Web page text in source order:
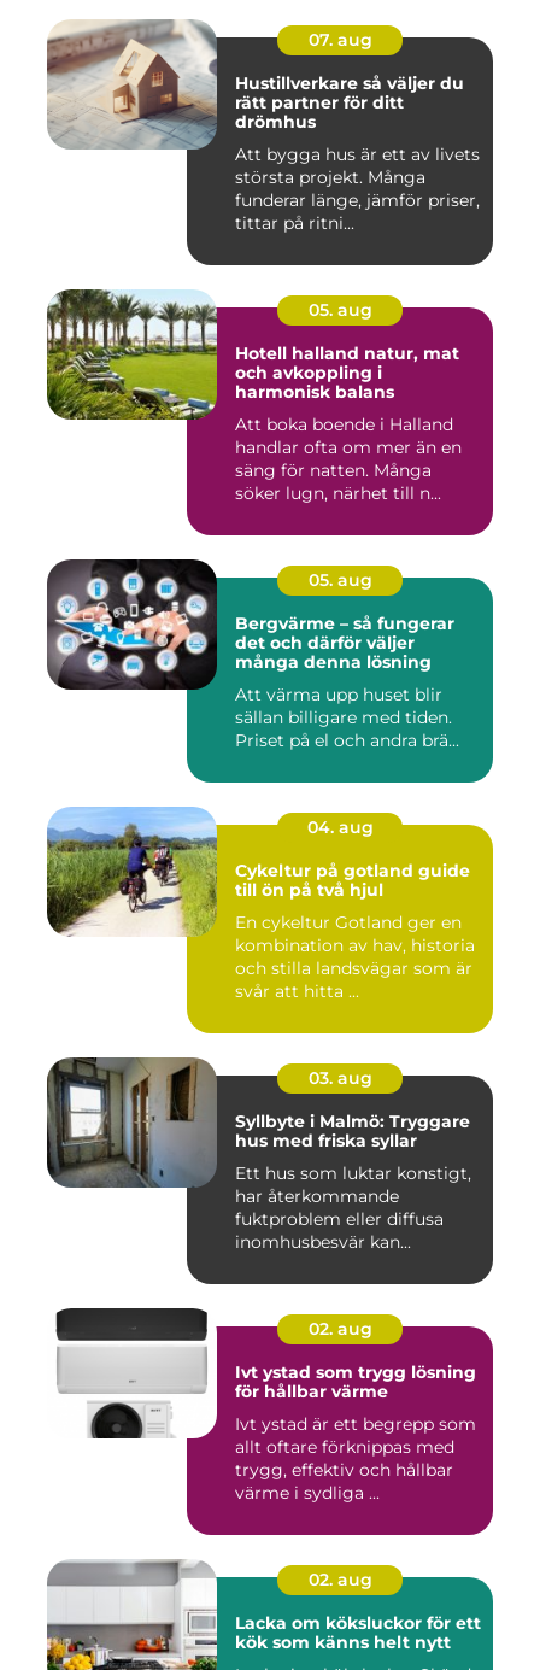
07. aug
Hustillverkare så väljer du
rätt partner för ditt
drömhus
Att bygga hus är ett av livets
största projekt. Många
funderar länge, jämför priser,
tittar på ritni...
05. aug
Hotell halland natur, mat
och avkoppling i
harmonisk balans
Att boka boende i Halland
handlar ofta om mer än en
säng för natten. Många
söker lugn, närhet till n...
05. aug
Bergvärme – så fungerar
det och därför väljer
många denna lösning
Att värma upp huset blir
sällan billigare med tiden.
Priset på el och andra brä...
04. aug
Cykeltur på gotland guide
till ön på två hjul
En cykeltur Gotland ger en
kombination av hav, historia
och stilla landsvägar som är
svår att hitta ...
03. aug
Syllbyte i Malmö: Tryggare
hus med friska syllar
Ett hus som luktar konstigt,
har återkommande
fuktproblem eller diffusa
inomhusbesvär kan...
02. aug
Ivt ystad som trygg lösning
för hållbar värme
Ivt ystad är ett begrepp som
allt oftare förknippas med
trygg, effektiv och hållbar
värme i sydliga ...
02. aug
Lacka om köksluckor för ett
kök som känns helt nytt